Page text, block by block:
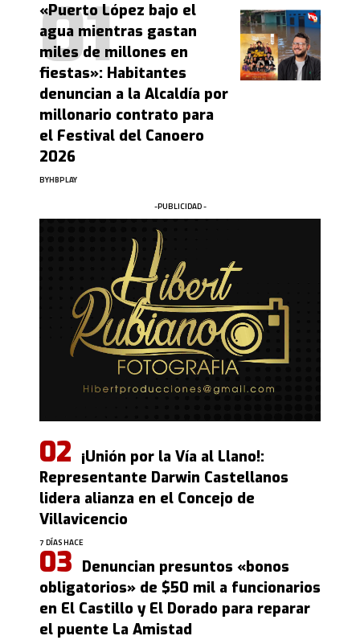
«Puerto López bajo el
agua mientras gastan
miles de millones en
fiestas»: Habitantes
denuncian a la Alcaldía por
millonario contrato para
el Festival del Canoero
2026
BYHBPLAY
-PUBLICIDAD -
¡Unión por la Vía al Llano!:
Representante Darwin Castellanos
lidera alianza en el Concejo de
Villavicencio
7 DÍAS HACE
Denuncian presuntos «bonos
obligatorios» de $50 mil a funcionarios
en El Castillo y El Dorado para reparar
el puente La Amistad